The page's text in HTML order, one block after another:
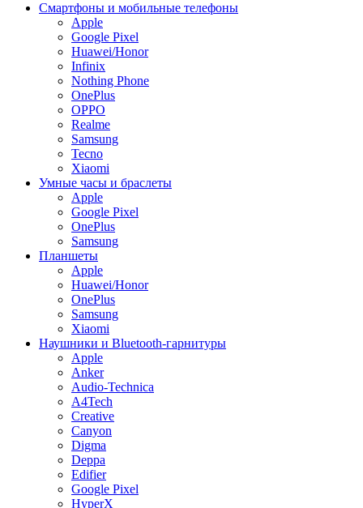
Смартфоны и мобильные телефоны
Apple
Google Pixel
Huawei/Honor
Infinix
Nothing Phone
OnePlus
OPPO
Realme
Samsung
Tecno
Xiaomi
Умные часы и браслеты
Apple
Google Pixel
OnePlus
Samsung
Планшеты
Apple
Huawei/Honor
OnePlus
Samsung
Xiaomi
Наушники и Bluetooth-гарнитуры
Apple
Anker
Audio-Technica
A4Tech
Creative
Canyon
Digma
Deppa
Edifier
Google Pixel
HyperX